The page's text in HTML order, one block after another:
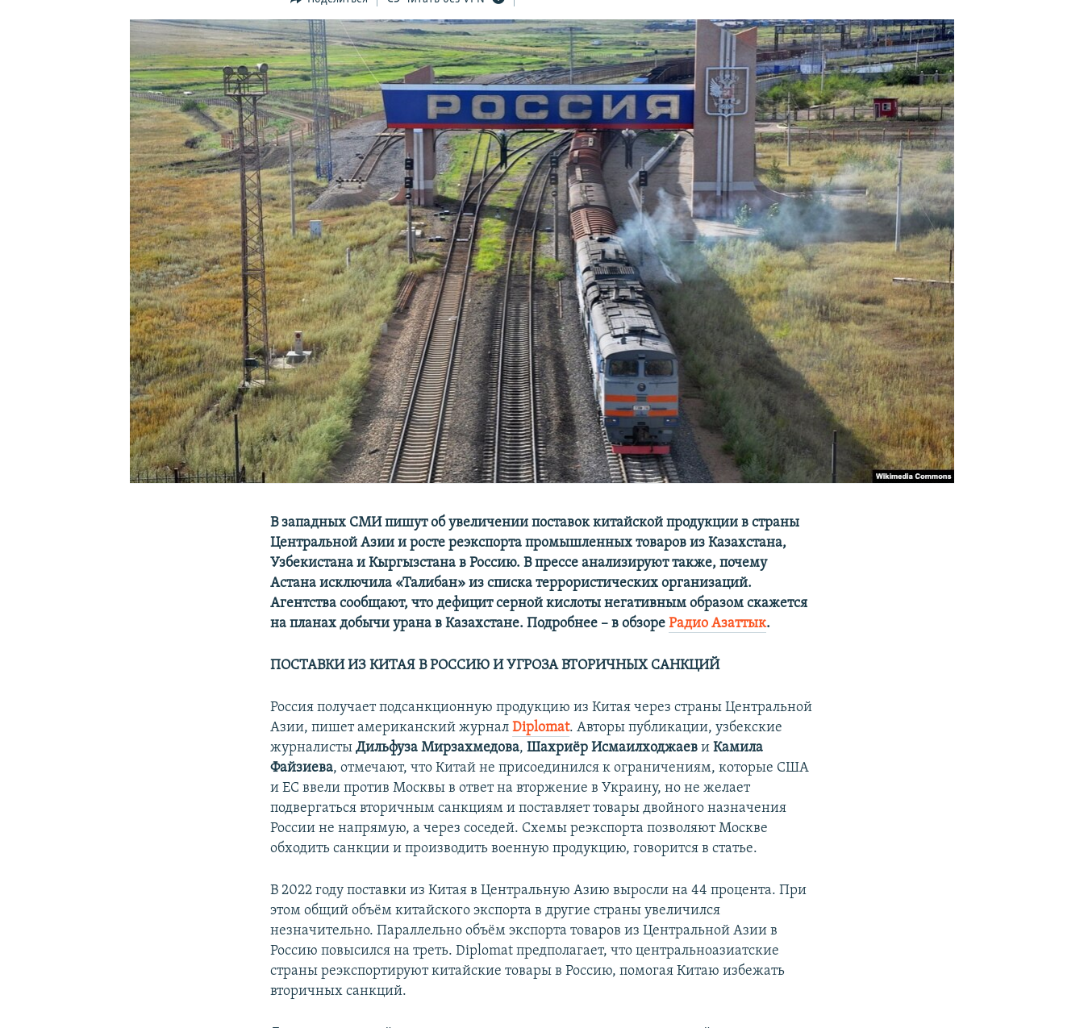
КРЫМ.НЕПОКОРЕННЫЙ
УКРАИНСКАЯ ПРОБЛЕМА КРЫМА
В западных СМИ пишут об увеличении поставок китайской продукции в страны
Центральной Азии и росте реэкспорта промышленных товаров из Казахстана,
Узбекистана и Кыргызстана в Россию. В прессе анализируют также, почему
Астана исключила «Талибан» из списка террористических организаций.
Агентства сообщают, что дефицит серной кислоты негативным образом скажется
на планах добычи урана в Казахстане. Подробнее – в обзореРадио Азаттык.
ПОСТАВКИ ИЗ КИТАЯ В РОССИЮ И УГРОЗА ВТОРИЧНЫХ САНКЦИЙ
Россия получает подсанкционную продукцию из Китая через страны Центральной
Азии, пишет американский журналDiplomat. Авторы публикации, узбекские
журналистыДильфуза Мирзахмедова,Шахриёр ИсмаилходжаевиКамила
Файзиева, отмечают, что Китай не присоединился к ограничениям, которые США
и ЕС ввели против Москвы в ответ на вторжение в Украину, но не желает
подвергаться вторичным санкциям и поставляет товары двойного назначения
России не напрямую, а через соседей. Схемы реэкспорта позволяют Москве
обходить санкции и производить военную продукцию, говорится в статье.
В 2022 году поставки из Китая в Центральную Азию выросли на 44 процента. При
этом общий объём китайского экспорта в другие страны увеличился
незначительно. Параллельно объём экспорта товаров из Центральной Азии в
Россию повысился на треть. Diplomat предполагает, что центральноазиатские
страны реэкспортируют китайские товары в Россию, помогая Китаю избежать
вторичных санкций.